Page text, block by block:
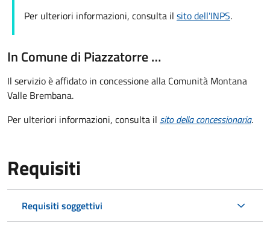
Per ulteriori informazioni, consulta il sito dell'INPS.
In Comune di Piazzatorre …
Il servizio è affidato in concessione alla Comunità Montana
Valle Brembana.
Per ulteriori informazioni, consulta il sito della concessionaria.
Requisiti
Requisiti soggettivi